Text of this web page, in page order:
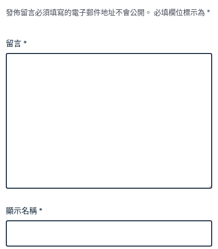
發佈留言必須填寫的電子郵件地址不會公開。 必填欄位標示為*
留言*
顯示名稱*